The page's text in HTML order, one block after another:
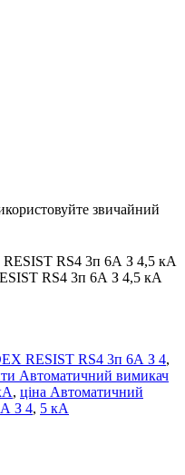
звичайний
RS4 3п 6А З 4,5 кА
RESIST RS4 3п 6А З 4,
Автоматичний вимикач
, ціна Автоматичний
З 4, 5 кА